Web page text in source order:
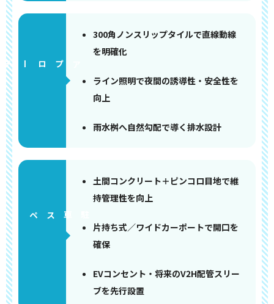
アプローチ
300角ノンスリップタイルで直線動線
を明確化
ライン照明で夜間の誘導性・安全性を
向上
雨水桝へ自然勾配で導く排水設計
土間コンクリート＋ピンコロ目地で維
持管理性を向上
片持ち式／ワイドカーポートで開口を
確保
EVコンセント・将来のV2H配管スリー
ブを先行設置